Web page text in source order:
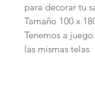
para decorar tu
Tamaño 100 x
Tenemos a
las mismas telas